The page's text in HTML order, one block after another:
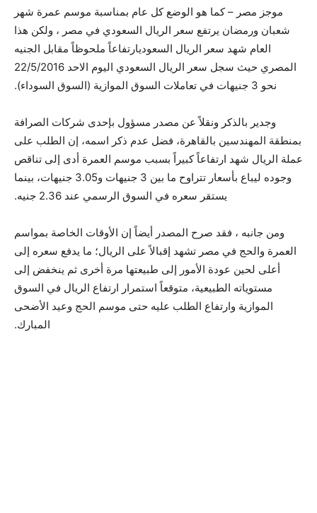
موجز مصر – كما هو الوضع كل عام بمناسبة موسم عمرة شهر
شعبان ورمضان يرتفع سعر الريال السعودي في مصر ، ولكن هذا
العام شهد سعر الريال السعوديارتفاعاً ملحوظاً مقابل الجنيه
المصري حيث سجل سعر الريال السعودي اليوم الاحد 22/5/2016
نحو 3 جنيهات في تعاملات السوق الموازية (السوق السوداء).
وجدير بالذكر ونقلاً عن مصدر مسؤول بإحدى شركات الصرافة
بمنطقة المهندسين بالقاهرة، فضل عدم ذكر اسمه، إن الطلب على
عملة الريال شهد ارتفاعاً كبيراً بسبب موسم العمرة أدى إلى تناقص
وجوده ليباع بأسعار تتراوح ما بين 3 جنيهات و3.05 جنيهات، بينما
يستقر سعره في السوق الرسمي عند 2.36 جنيه.
ومن جانبه ، فقد صرح المصدر أيضاً إن الأوقات الخاصة بمواسم
العمرة والحج في مصر تشهد إقبالاً على الريال؛ ما يدفع سعره إلى
أعلى لحين عودة الأمور إلى طبيعتها مرة أخرى ثم ينخفض إلى
مستوياته الطبيعية، متوقعاً استمرار ارتفاع الريال في السوق
الموازية وارتفاع الطلب عليه حتى موسم الحج وعيد الأضحى
المبارك.